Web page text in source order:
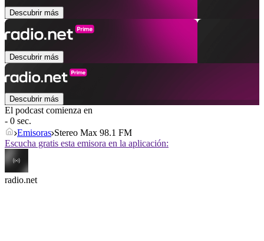
Descubrir más
Descubrir más
Descubrir más
El podcast comienza en
- 0 sec.
Emisoras Stereo Max 98.1 FM
Escucha gratis esta emisora en la aplicación:
radio.net